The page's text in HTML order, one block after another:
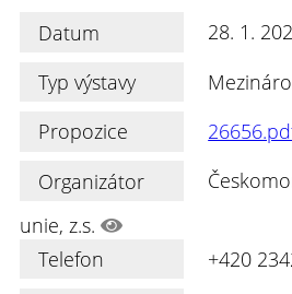
Datum
28. 1.
Typ výstavy
Propozice
Organizátor
unie, z.s.
Telefon
+420